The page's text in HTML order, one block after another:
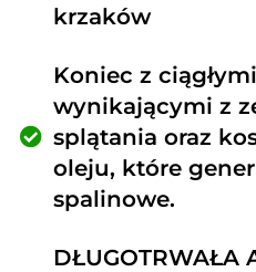
krzaków
Koniec z
wynikającymi z
splątania oraz
oleju, które
spalinowe.
DŁUGOTRWAŁA